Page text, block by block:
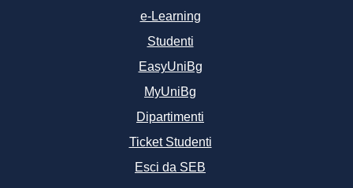
e-Learning
Studenti
EasyUniBg
MyUniBg
Dipartimenti
Ticket Studenti
Esci da SEB